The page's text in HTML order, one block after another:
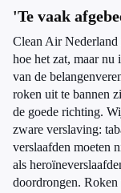
'Te vaak
Clean Air Nederland
hoe het zat, maar
van de
roken uit te bannen
de goede richting.
zware verslaving:
verslaafden moeten
als
doordrongen.